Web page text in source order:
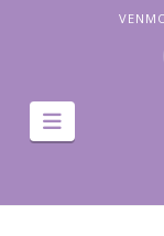
جهت
یابی